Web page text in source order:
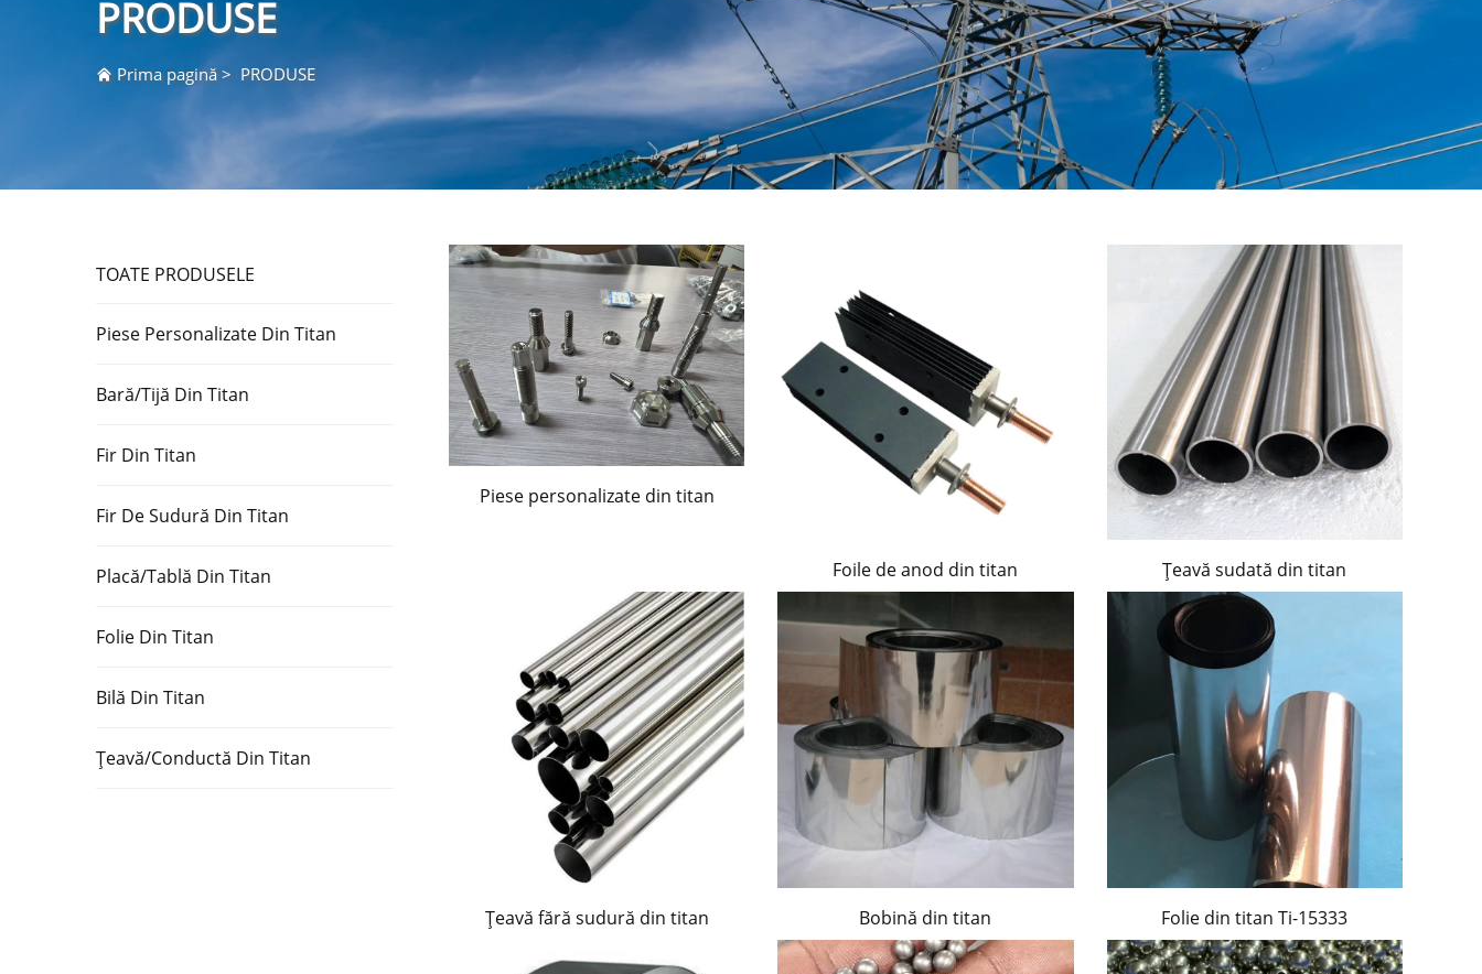
PRODUSE
Prima pagină > PRODUSE
TOATE PRODUSELE
Piese Personalizate Din Titan
Bară/Tijă Din Titan
Fir Din Titan
Fir De Sudură Din Titan
Placă/Tablă Din Titan
Foliе Din Titan
Bilă Din Titan
Țeavă/Conductă Din Titan
Piese personalizate din titan
Foile de anod din titan Țeavă sudată din titan
Țeavă fără sudură din titan Bobină din titan Folie din titan Ti-15333